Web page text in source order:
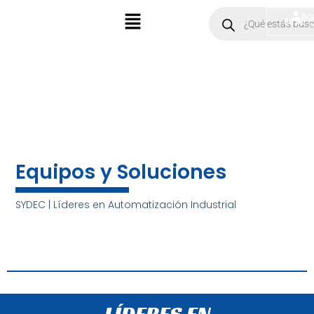
Menú
search
$0.00
Equipos y Soluciones
SYDEC | Líderes en Automatización Industrial